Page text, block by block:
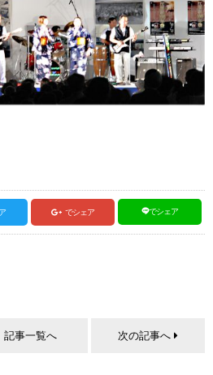
でシェア でシェア
記事一覧へ 次の記事へ